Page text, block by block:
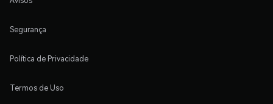
Segurança
Política de Privacidade
Termos de Uso